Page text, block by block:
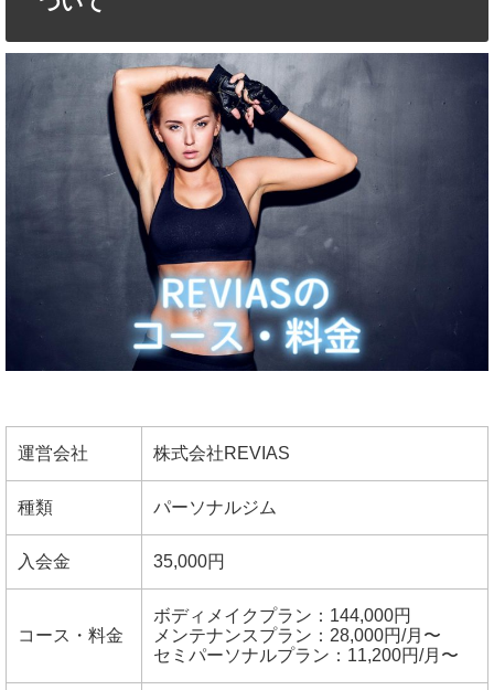
運営会社 株式会社REVIAS
種類 パーソナルジム
入会金 35,000円
コース・料金
ボディメイクプラン：144,000円
メンテナンスプラン：28,000円/月〜
セミパーソナルプラン：11,200円/月〜